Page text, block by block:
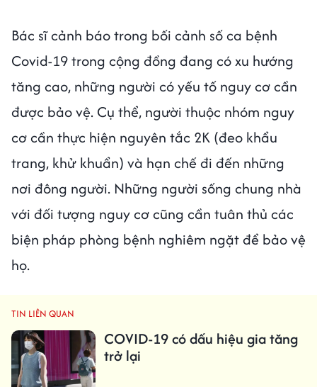
Bác sĩ cảnh báo trong bối cảnh số ca bệnh
Covid-19 trong cộng đồng đang có xu hướng
tăng cao, những người có yếu tố nguy cơ cần
được bảo vệ. Cụ thể, người thuộc nhóm nguy
cơ cần thực hiện nguyên tắc 2K (đeo khẩu
trang, khử khuẩn) và hạn chế đi đến những
nơi đông người. Những người sống chung nhà
với đối tượng nguy cơ cũng cần tuân thủ các
biện pháp phòng bệnh nghiêm ngặt để bảo vệ
họ.
TIN LIÊN QUAN
COVID-19 có dấu hiệu gia tăng
trở lại